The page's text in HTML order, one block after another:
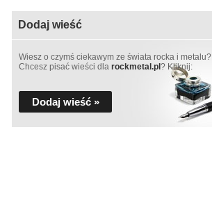
Dodaj wieść
Wiesz o czymś ciekawym ze świata rocka i metalu?
Chcesz pisać wieści dla rockmetal.pl ? Kliknij:
Dodaj wieść »